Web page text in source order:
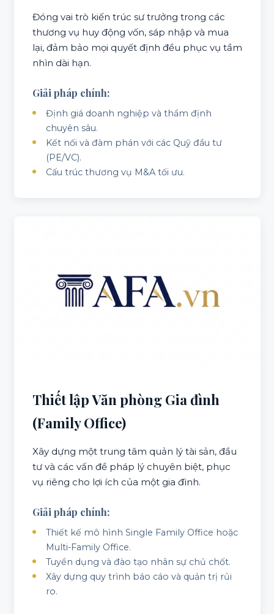
Đóng vai trò kiến trúc sư trưởng trong các
thương vụ huy động vốn, sáp nhập và mua
lại, đảm bảo mọi quyết định đều phục vụ tầm
nhìn dài hạn.
Giải pháp chính:
Định giá doanh nghiệp và thẩm định
chuyên sâu.
Kết nối và đàm phán với các Quỹ đầu tư
(PE/VC).
Cấu trúc thương vụ M&A tối ưu.
Thiết lập Văn phòng Gia đình
(Family Office)
Xây dựng một trung tâm quản lý tài sản, đầu
tư và các vấn đề pháp lý chuyên biệt, phục
vụ riêng cho lợi ích của một gia đình.
Giải pháp chính:
Thiết kế mô hình Single Family Office hoặc
Multi-Family Office.
Tuyển dụng và đào tạo nhân sự chủ chốt.
Xây dựng quy trình báo cáo và quản trị rủi
ro.